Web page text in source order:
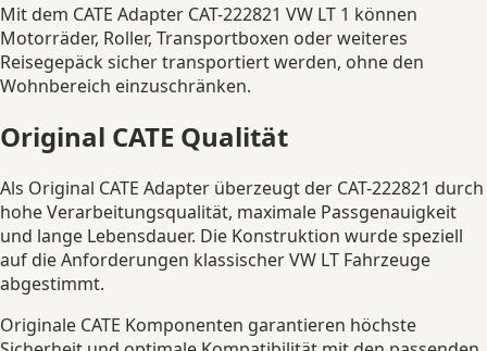
Mit dem CATE Adapter CAT-222821 VW LT 1 können
Motorräder, Roller, Transportboxen oder weiteres
Reisegepäck sicher transportiert werden, ohne den
Wohnbereich einzuschränken.
Original CATE Qualität
Als Original CATE Adapter überzeugt der CAT-222821 durch
hohe Verarbeitungsqualität, maximale Passgenauigkeit
und lange Lebensdauer. Die Konstruktion wurde speziell
auf die Anforderungen klassischer VW LT Fahrzeuge
abgestimmt.
Originale CATE Komponenten garantieren höchste